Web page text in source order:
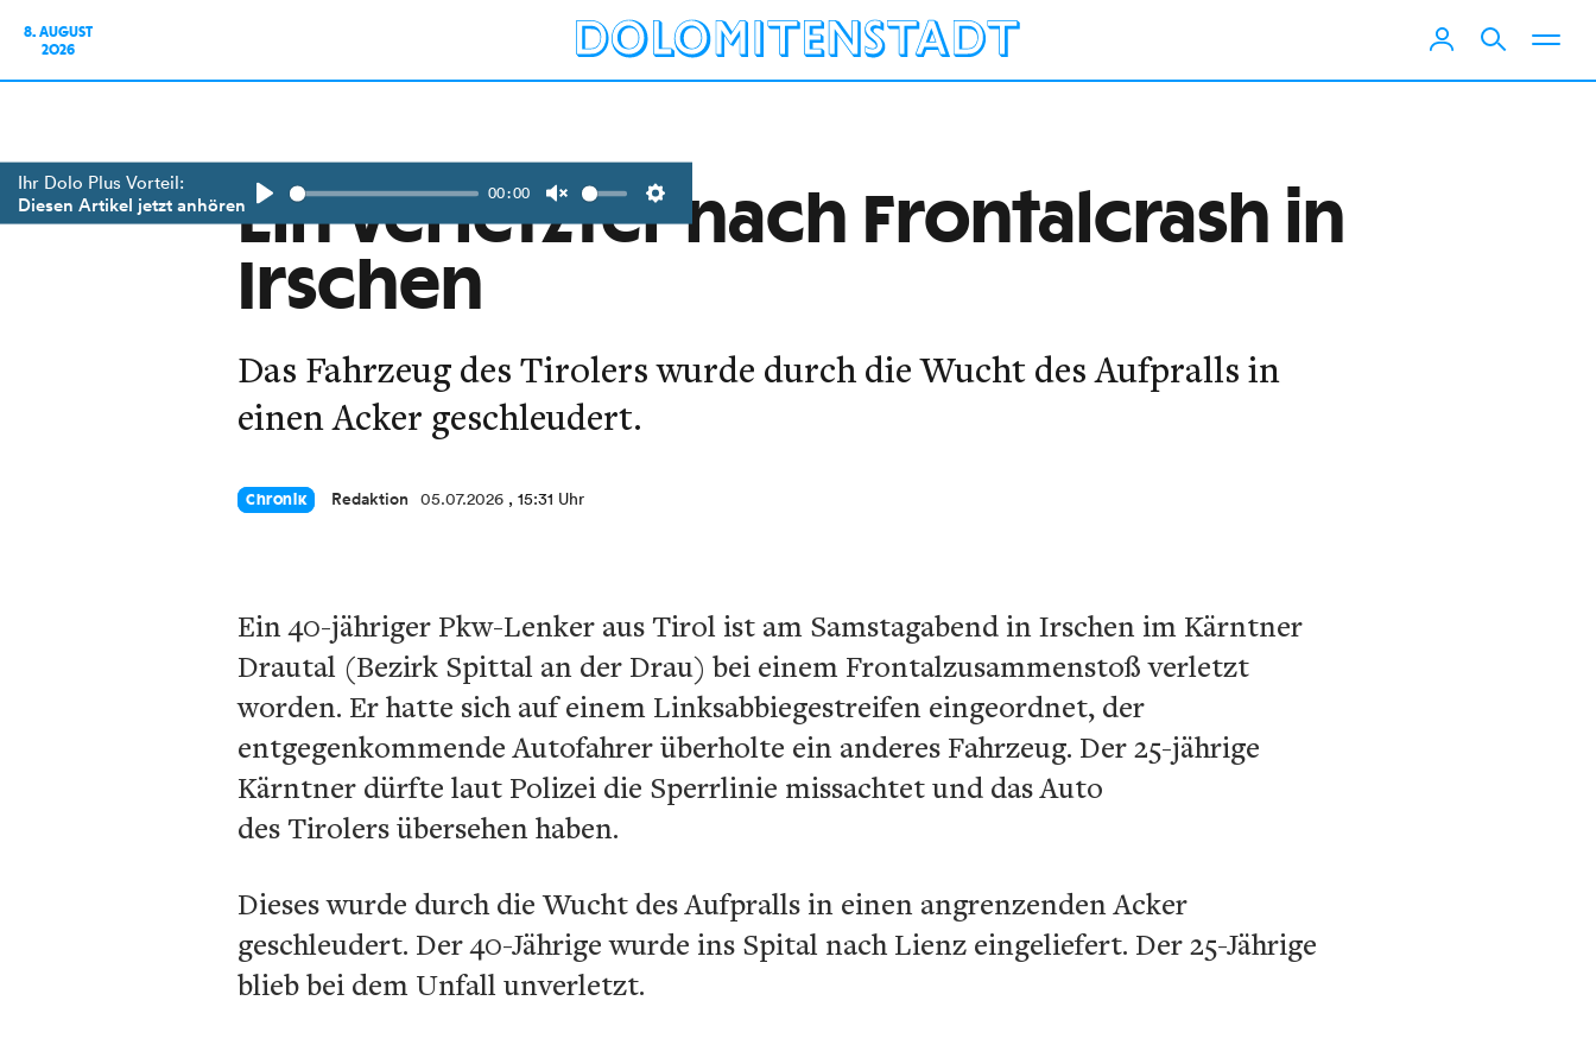
8. AUGUST
2026
Ihr Dolo Plus Vorteil:
Diesen Artikel jetzt anhören
Play
00:00
Unmute Settings
Ein Verletzter nach Frontalcrash in
Irschen
Das Fahrzeug des Tirolers wurde durch die Wucht des Aufpralls in
einen Acker geschleudert.
Chronik Redaktion 05.07.2026 , 15:31 Uhr
Ein 40-jähriger Pkw-Lenker aus Tirol ist am Samstagabend in Irschen im Kärntner
Drautal (Bezirk Spittal an der Drau) bei einem Frontalzusammenstoß verletzt
worden. Er hatte sich auf einem Linksabbiegestreifen eingeordnet, der
entgegenkommende Autofahrer überholte ein anderes Fahrzeug. Der 25-jährige
Kärntner dürfte laut Polizei die Sperrlinie missachtet und das Auto
des Tirolers übersehen haben.
Dieses wurde durch die Wucht des Aufpralls in einen angrenzenden Acker
geschleudert. Der 40-Jährige wurde ins Spital nach Lienz eingeliefert. Der 25-Jährige
blieb bei dem Unfall unverletzt.